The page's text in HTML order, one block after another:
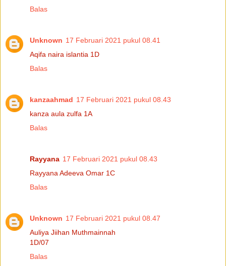
Balas
Unknown 17 Februari 2021 pukul 08.41
Aqifa naira islantia 1D
Balas
kanzaahmad 17 Februari 2021 pukul 08.43
kanza aula zulfa 1A
Balas
Rayyana 17 Februari 2021 pukul 08.43
Rayyana Adeeva Omar 1C
Balas
Unknown 17 Februari 2021 pukul 08.47
Auliya Jiihan Muthmainnah
1D/07
Balas